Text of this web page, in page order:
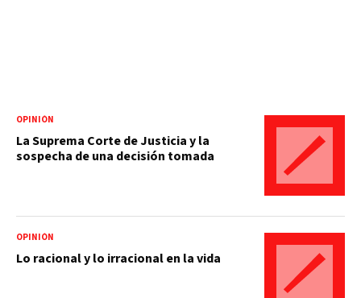
OPINIÓN
La Suprema Corte de Justicia y la
sospecha de una decisión tomada
OPINIÓN
Lo racional y lo irracional en la vida